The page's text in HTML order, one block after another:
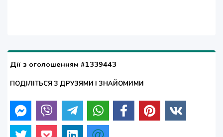
Дії з оголошенням #1339443
ПОДІЛІТЬСЯ З ДРУЗЯМИ І ЗНАЙОМИМИ